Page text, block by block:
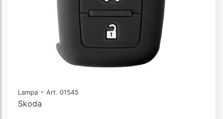
Lampa - Art. 01545
Skoda